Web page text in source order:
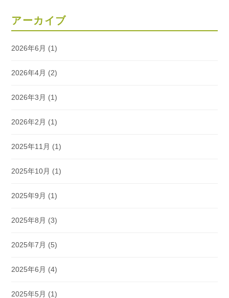
アーカイブ
2026年6月 (1)
2026年4月 (2)
2026年3月 (1)
2026年2月 (1)
2025年11月 (1)
2025年10月 (1)
2025年9月 (1)
2025年8月 (3)
2025年7月 (5)
2025年6月 (4)
2025年5月 (1)